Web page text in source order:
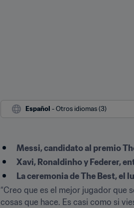
Español - Otros idiomas (3)
Messi, candidato al premio
Xavi, Ronaldinho y Federer,
La ceremonia de The Best, el
“Creo que es el mejor jugador que
cosas que hace. Es casi como si